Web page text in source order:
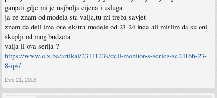
ganjati gdje mi je najbolja cijena i usluga
ja ne znam od modela sta valja,tu mi treba savjet
znam da dell ima one ekstra modele od 23-24 inca ali mislim da su oni
skuplji od mog budzeta
valja li ova serija ?
https://www.olx.ba/artikal/23111239/dell-monitor-s-series-se2416h-23-
8-ips/
Dec 21, 2018